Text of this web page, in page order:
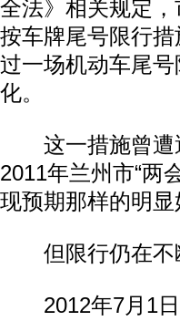
全法》相关规定
按车牌尾号限行
过一场机动车尾
化。
这一措施曾遭
2011年兰州市“两
现预期那样的明显
但限行仍在不
2012年7月1日